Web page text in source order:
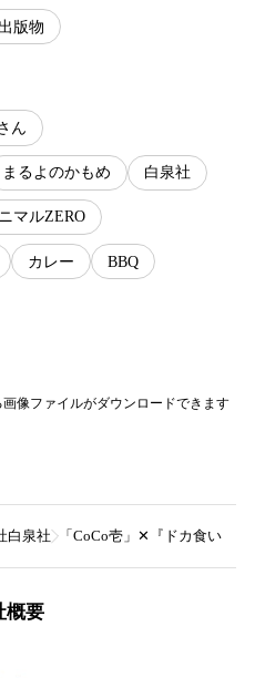
版物
ん
まるよのかもめ 白泉社
マルZERO
カレー BBQ
像ファイルがダウンロードできます
白泉社 「CoCo壱」✕『ドカ食いダ
概要